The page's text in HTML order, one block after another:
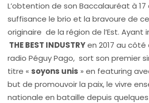
L’obtention de son Baccalauréat à
suffisance le brio et la bravoure de
originaire de la région de l’Est.
THE BEST INDUSTRYen 2017 au côté
radio Péguy Pago, sort son premier
titre « soyons unis » en featuring
but de promouvoir la paix, le vivre
nationale en bataille depuis